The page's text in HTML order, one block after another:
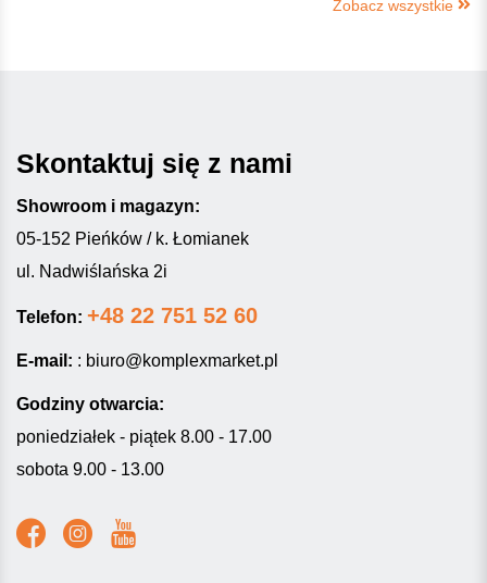
Zobacz wszystkie
Skontaktuj się z nami
Showroom i magazyn:
05-152 Pieńków / k. Łomianek
ul. Nadwiślańska 2i
Telefon: +48 22 751 52 60
E-mail: : biuro@komplexmarket.pl
Godziny otwarcia:
poniedziałek - piątek 8.00 - 17.00
sobota 9.00 - 13.00